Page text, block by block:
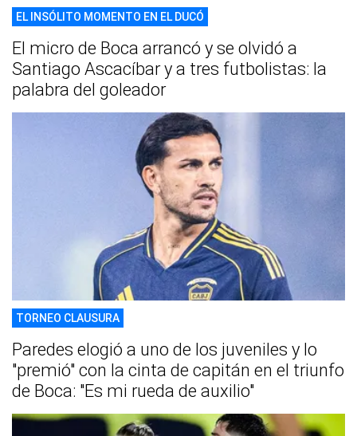
EL INSÓLITO MOMENTO EN EL DUCÓ
El micro de Boca arrancó y se olvidó a
Santiago Ascacíbar y a tres futbolistas: la
palabra del goleador
TORNEO CLAUSURA
Paredes elogió a uno de los juveniles y lo
"premió" con la cinta de capitán en el triunfo
de Boca: "Es mi rueda de auxilio"